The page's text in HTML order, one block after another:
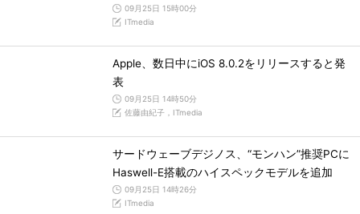
09月25日 15時00分
ITmedia
Apple、数日中にiOS 8.0.2をリリースすると発
表
09月25日 14時50分
佐藤由紀子，ITmedia
サードウェーブデジノス、“モンハン”推奨PCに
Haswell-E搭載のハイスペックモデルを追加
09月25日 14時26分
ITmedia